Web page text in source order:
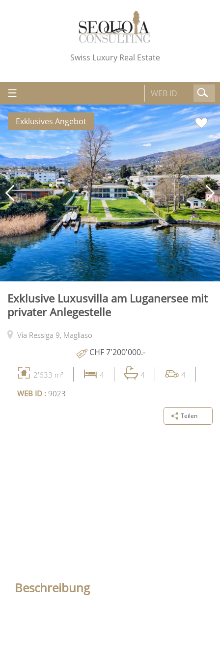
Swiss Luxury Real Estate
Exklusives Angebot
Exklusive Luxusvilla am Luganersee mit
privater Anlegestelle
Via Ressiga 9, Magliaso
CHF 7'200'000.-
2'633 m² 4 4
4
WEB ID : 9023
Teilen
Beschreibung